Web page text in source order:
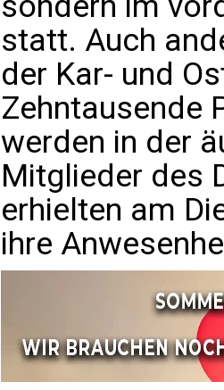
statt. Auch
der Kar- und
Zehntausende
werden in der
Mitglieder des
erhielten am
ihre